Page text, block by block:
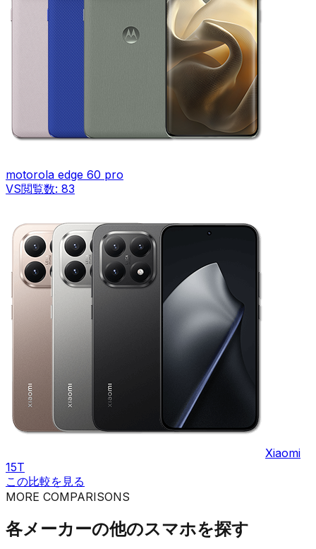
motorola edge 60 pro
VS閲覧数: 83
Xiaomi
15T
この比較を見る
MORE COMPARISONS
各メーカーの他のスマホを探す